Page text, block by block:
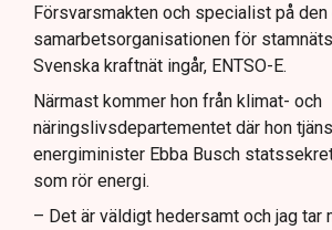
Försvarsmakten och specialist på
samarbetsorganisationen för
Svenska kraftnät ingår, ENTSO-E.
Närmast kommer hon från klimat- och
näringslivsdepartementet där hon
energiminister Ebba Busch
som rör energi.
– Det är väldigt hedersamt och jag tar